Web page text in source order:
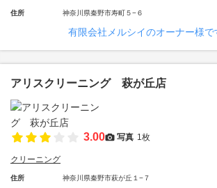
住所 神奈川県秦野市寿町５−６
有限会社メルシイのオーナー様で
アリスクリーニング 萩が丘店
3.00 写真 1枚
クリーニング
住所 神奈川県秦野市萩が丘１−７